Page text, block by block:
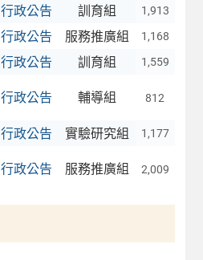
行政公告 訓育組 1,913
行政公告 服務推廣組 1,168
行政公告 訓育組 1,559
行政公告 輔導組 812
行政公告 實驗研究組 1,177
行政公告 服務推廣組 2,009